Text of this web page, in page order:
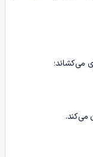
می‌کشاند؛
می‌کند.